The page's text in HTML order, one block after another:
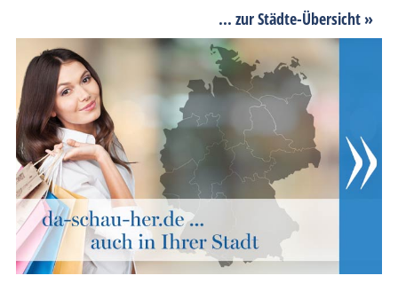
... zur Städte-Übersicht »